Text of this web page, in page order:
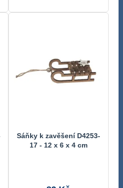
Sáňky k zavěšení D4253-
17 - 12 x 6 x 4 cm